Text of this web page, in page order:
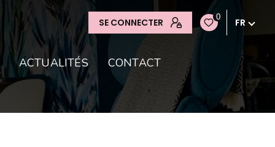
SE CONNECTER 0 FR
ACTUALITÉS CONTACT